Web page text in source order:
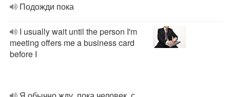
Подожди пока
I usually wait until the person I'm
meeting offers me a business card
before I